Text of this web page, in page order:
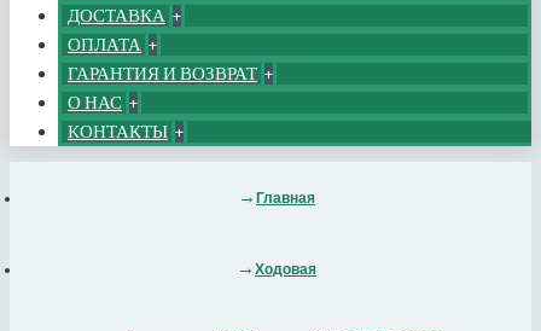
ДОСТАВКА +
ОПЛАТА +
ГАРАНТИЯ И ВОЗВРАТ +
О НАС +
КОНТАКТЫ +
Главная
Ходовая